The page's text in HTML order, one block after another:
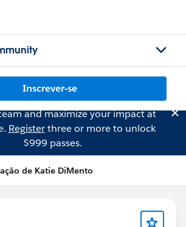
Inscrever-se
and maximize your impact at
Registerthree or more to unlock
$999 passes.
de Katie DiMento